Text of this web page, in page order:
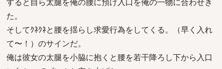
た。
そしてｸﾈｸﾈと腰を揺らし求愛行為をしてくる。（早く入れ
て〜！）のサインだ。
俺は彼女の太腿を小脇に抱くと腰を若干降ろし下から入口